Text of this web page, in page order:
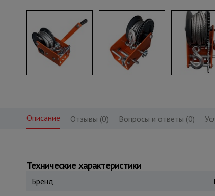
Описание Отзывы (0) Вопросы и ответы (0)
Технические характеристики
Бренд